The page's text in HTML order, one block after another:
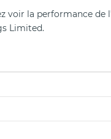
voir la performance de
Limited.